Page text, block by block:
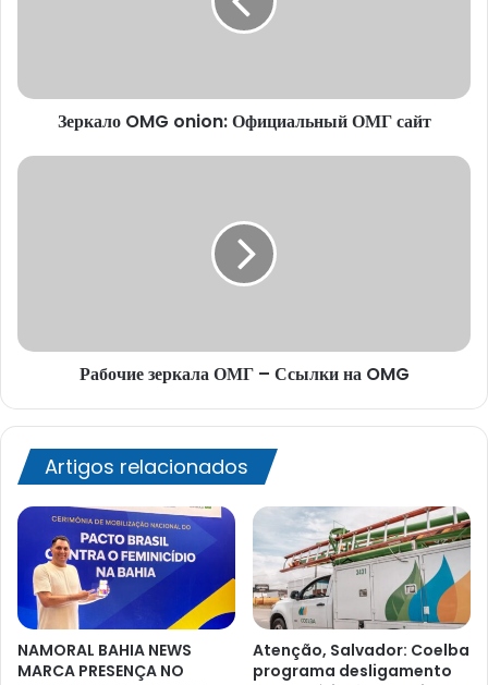
Зеркало OMG onion: Официальный ОМГ сайт
Рабочие
Рабочие зеркала ОМГ – Ссылки на OMG
Artigos relacionados
NAMORAL BAHIA NEWS
MARCA PRESENÇA NO
Atenção, Salvador: Coelba
programa desligamento